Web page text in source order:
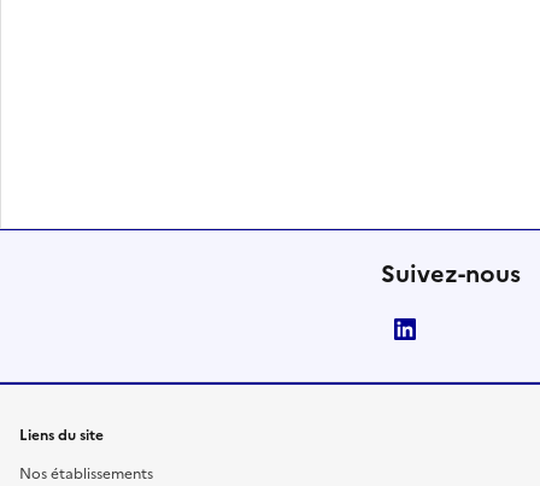
Suivez-nous
Liens du site
Nos établissements